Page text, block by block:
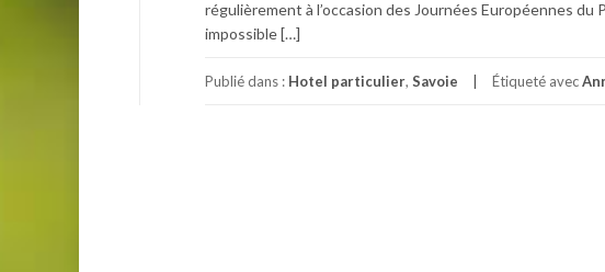
régulièrement à l’occasion des Journées Européennes
impossible […]
Publié dans : Hotel particulier, Savoie Étiqueté avec